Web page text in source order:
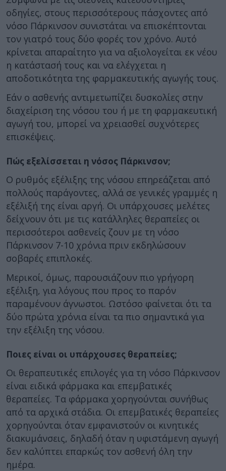
οδηγίες, στους περισσότερους πάσχοντες από
νόσο Πάρκινσον συνιστάται να επισκέπτονται
τον γιατρό τους δύο φορές τον χρόνο. Αυτό
κρίνεται απαραίτητο για να αξιολογείται εκ νέου
η κατάστασή τους και να ελέγχεται η
αποδοτικότητα της φαρμακευτικής αγωγής τους.
Εάν ο ασθενής αντιμετωπίζει δυσκολίες στην
διαχείριση της νόσου του ή με τη φαρμακευτική
αγωγή του, μπορεί να χρειασθεί συχνότερες
επισκέψεις.
Πώς εξελίσσεται η νόσος Πάρκινσον;
Ο ρυθμός εξέλιξης της νόσου επηρεάζεται από
πολλούς παράγοντες, αλλά σε γενικές γραμμές η
εξέλιξή της είναι αργή. Οι υπάρχουσες μελέτες
δείχνουν ότι με τις κατάλληλες θεραπείες οι
περισσότεροι ασθενείς ζουν με τη νόσο
Πάρκινσον 7-10 χρόνια πριν εκδηλώσουν
σοβαρές επιπλοκές.
Μερικοί, όμως, παρουσιάζουν πιο γρήγορη
εξέλιξη, για λόγους που προς το παρόν
παραμένουν άγνωστοι. Ωστόσο φαίνεται ότι τα
δύο πρώτα χρόνια είναι τα πιο σημαντικά για
την εξέλιξη της νόσου.
Ποιες είναι οι υπάρχουσες θεραπείες;
Οι θεραπευτικές επιλογές για τη νόσο Πάρκινσον
είναι ειδικά φάρμακα και επεμβατικές
θεραπείες. Τα φάρμακα χορηγούνται συνήθως
από τα αρχικά στάδια. Οι επεμβατικές θεραπείες
χορηγούνται όταν εμφανιστούν οι κινητικές
διακυμάνσεις, δηλαδή όταν η υφιστάμενη αγωγή
δεν καλύπτει επαρκώς τον ασθενή όλη την
ημέρα.